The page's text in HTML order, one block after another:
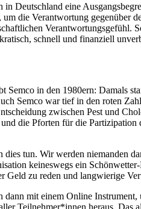
Deutschland eine
die Verantwortung gegenüber
Verantwortungsgefühl.
schnell und finanziell
Semco in den 1980ern: Damals
Semco war tief in den roten
zwischen Pest und
die Pforten für die
dies tun. Wir werden niemanden
keineswegs ein
Geld zu reden und langwierige
dann mit einem Online
Teilnehmer*innen heraus. Das